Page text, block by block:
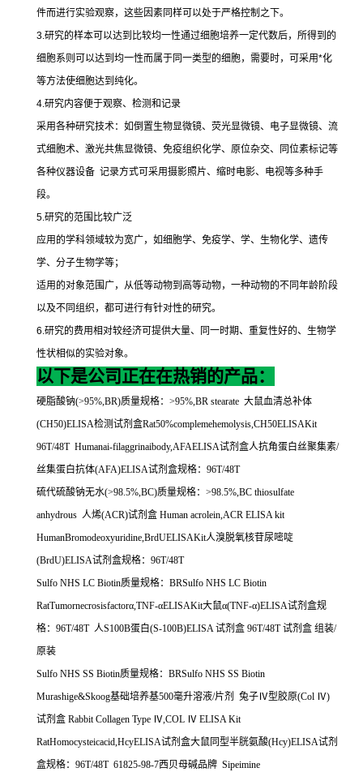
件而进行实验观察，这些因素同样可以处于严格控制之下。
3.研究的样本可以达到比较均一性通过细胞培养一定代数后，所得到的
细胞系则可以达到均一性而属于同一类型的细胞，需要时，可采用*化
等方法使细胞达到纯化。
4.研究内容便于观察、检测和记录
采用各种研究技术：如倒置生物显微镜、荧光显微镜、电子显微镜、流
式细胞术、激光共焦显微镜、免疫组织化学、原位杂交、同位素标记等
各种仪器设备 记录方式可采用摄影照片、缩时电影、电视等多种手
段。
5.研究的范围比较广泛
应用的学科领域较为宽广，如细胞学、免疫学、学、生物化学、遗传
学、分子生物学等；
适用的对象范围广，从低等动物到高等动物，一种动物的不同年龄阶段
以及不同组织，都可进行有针对性的研究。
6.研究的费用相对较经济可提供大量、同一时期、重复性好的、生物学
性状相似的实验对象。
以下是公司正在在热销的产品：
硬脂酸钠(>95%,BR)质量规格： >95%,BR stearate 大鼠血清总补体
(CH50)ELISA检测试剂盒Rat50%complemehemolysis,CH50ELISAKit
96T/48T Humanai-filaggrinaibody,AFAELISA试剂盒人抗角蛋白丝聚集素/
丝集蛋白抗体(AFA)ELISA试剂盒规格： 96T/48T
硫代硫酸钠无水(>98.5%,BC)质量规格： >98.5%,BC thiosulfate
anhydrous 人烯(ACR)试剂盒 Human acrolein,ACR ELISA kit
HumanBromodeoxyuridine,BrdUELISAKit人溴脱氧核苷尿嘧啶
(BrdU)ELISA试剂盒规格： 96T/48T
Sulfo NHS LC Biotin质量规格： BRSulfo NHS LC Biotin
RatTumornecrosisfactorα,TNF-αELISAKit大鼠α(TNF-α)ELISA试剂盒规
格： 96T/48T 人S100B蛋白(S-100B)ELISA试剂盒 96T/48T试剂盒 组装/
原装
Sulfo NHS SS Biotin质量规格： BRSulfo NHS SS Biotin
Murashige&Skoog基础培养基500毫升溶液/片剂 兔子Ⅳ型胶原(Col Ⅳ)
试剂盒 Rabbit Collagen Type Ⅳ,COL Ⅳ ELISA Kit
RatHomocysteicacid,HcyELISA试剂盒大鼠同型半胱氨酸(Hcy)ELISA试剂
盒规格： 96T/48T 61825-98-7西贝母碱品牌 Sipeimine